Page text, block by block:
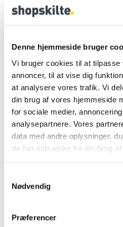
Denne hjemmeside bruger
Vi bruger cookies til at tilpasse
annoncer, til at vise dig
at analysere vores trafik. Vi
din brug af vores hjemmeside
for sociale medier,
analysepartnere. Vores
data med andre oplysninger,
de har indsamlet fra din brug
Nødvendig
Præferencer